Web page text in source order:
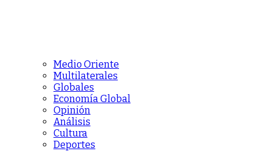
Medio Oriente
Multilaterales
Globales
Economía Global
Opinión
Análisis
Cultura
Deportes